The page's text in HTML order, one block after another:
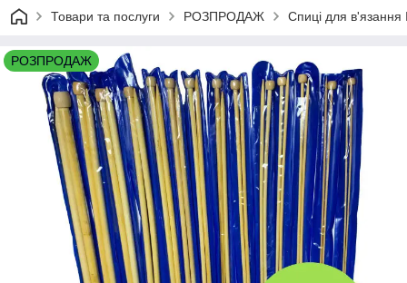
Товари та послуги РОЗПРОДАЖ Спиці для
РОЗПРОДАЖ